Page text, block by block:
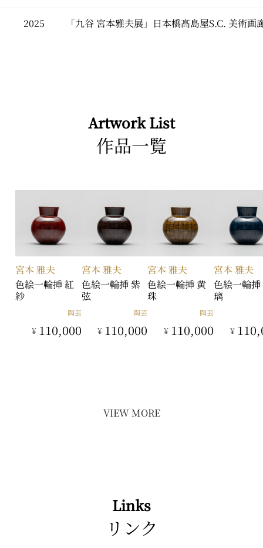
2025 「九谷 宮本雅夫展」日本橋髙島屋S.C. 美術画
Artwork List
作品一覧
宮本 雅夫
色絵一輪挿 紅
紗
陶芸
¥ 110,000
宮本 雅夫
色絵一輪挿 紫
弦
陶芸
¥ 110,000
宮本 雅夫
色絵一輪挿 黄
珠
陶芸
¥ 110,000
宮本 雅夫
色絵一輪挿
璃
¥
VIEW MORE
Links
リンク